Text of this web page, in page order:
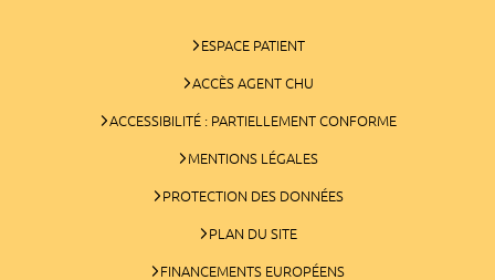
ESPACE PATIENT
ACCÈS AGENT CHU
ACCESSIBILITÉ : PARTIELLEMENT CONFORME
MENTIONS LÉGALES
PROTECTION DES DONNÉES
PLAN DU SITE
FINANCEMENTS EUROPÉENS